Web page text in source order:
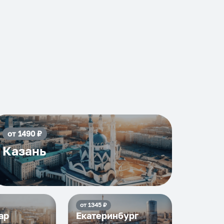
от1490₽
Казань
от 1345₽
Екатеринбург